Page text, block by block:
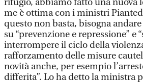
rifugio, abbiamo fatto una nuova
me è ottima con i ministri
questo non basta, bisogna
su “prevenzione e repressione” e
interrompere il ciclo della
rafforzamento delle misure
novità anche, per esempio
differita”. Lo ha detto la ministra